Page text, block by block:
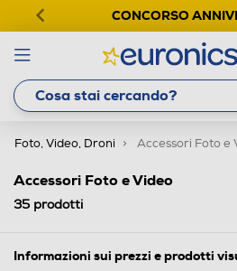
CONCORSO
Foto, Video, Droni Accessori Foto e
Accessori Foto e Video
35 prodotti
Informazioni sui prezzi e prodotti